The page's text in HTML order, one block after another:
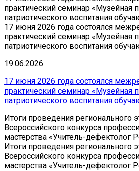
практический семинар «Музейная
патриотического воспитания
17 июня 2026 года состоялся
практический семинар «Музейная
патриотического воспитания
19.06.2026
17 июня 2026 года состоялся
практический семинар «Музейная
патриотического воспитания
Итоги проведения регионального
Всероссийского конкурса
мастерства «Учитель-дефектолог
Итоги проведения регионального
Всероссийского конкурса
мастерства «Учитель-дефектолог